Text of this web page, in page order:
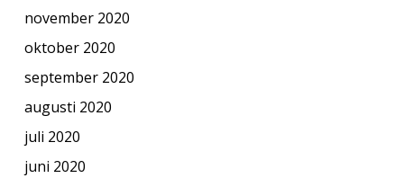
november 2020
oktober 2020
september 2020
augusti 2020
juli 2020
juni 2020